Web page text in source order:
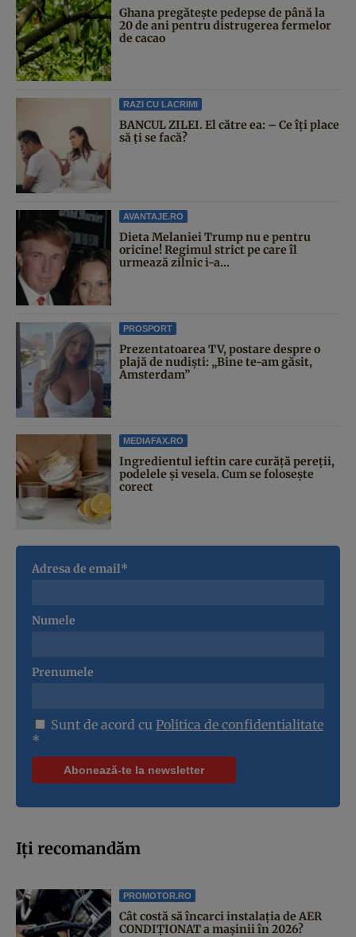
Ghana pregătește pedepse de până la
20 de ani pentru distrugerea fermelor
de cacao
RAZI CU LACRIMI
BANCUL ZILEI. El către ea: – Ce îți place
să ți se facă?
AVANTAJE.RO
Dieta Melaniei Trump nu e pentru
oricine! Regimul strict pe care îl
urmează zilnic i-a...
PROSPORT
Prezentatoarea TV, postare despre o
plajă de nudiști: „Bine te-am găsit,
Amsterdam”
MEDIAFAX.RO
Ingredientul ieftin care curăță pereții,
podelele și vesela. Cum se folosește
corect
Adresa de email*
Numele
Prenumele
Sunt de acord cu Politica de confidentialitate
*
Iți recomandăm
PROMOTOR.RO
Cât costă să încarci instalația de AER
CONDIȚIONAT a mașinii în 2026?